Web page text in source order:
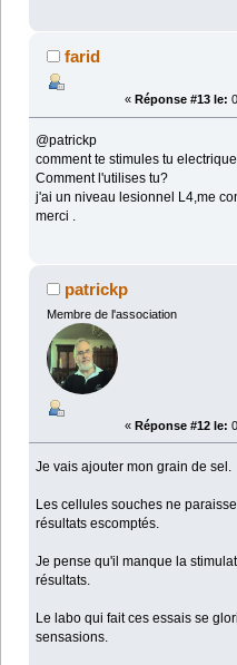
farid
« Réponse #13 le:
@patrickp
comment te stimules tu
Comment l'utilises tu?
j'ai un niveau lesionnel L4,me
merci .
patrickp
Membre de l'association
« Réponse #12 le:
Je vais ajouter mon grain de sel.
Les cellules souches ne
résultats escomptés.
Je pense qu'il manque la
résultats.
Le labo qui fait ces essais se
sensasions.